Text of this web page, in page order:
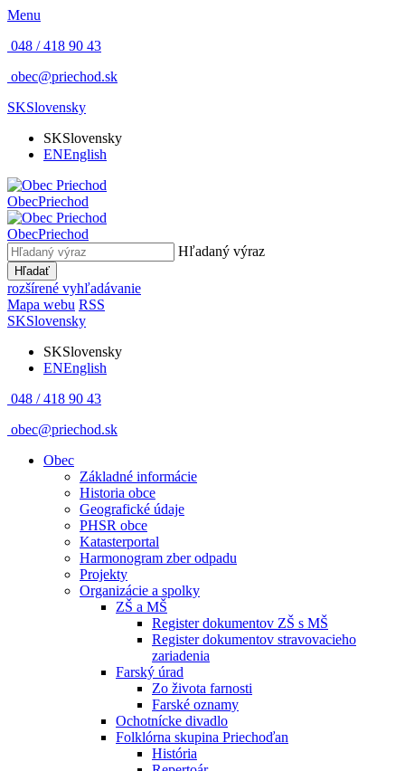
Menu
048 / 418 90 43
obec@priechod.sk
SKSlovensky
SKSlovensky
ENEnglish
ObecPriechod
ObecPriechod
Hľadaný výraz
Hľadať
rozšírené vyhľadávanie
Mapa webu RSS
SKSlovensky
SKSlovensky
ENEnglish
048 / 418 90 43
obec@priechod.sk
Obec
Základné informácie
Historia obce
Geografické údaje
PHSR obce
Katasterportal
Harmonogram zber odpadu
Projekty
Organizácie a spolky
ZŠ a MŠ
Register dokumentov ZŠ s MŠ
Register dokumentov stravovacieho
zariadenia
Farský úrad
Zo života farnosti
Farské oznamy
Ochotnícke divadlo
Folklórna skupina Priechoďan
História